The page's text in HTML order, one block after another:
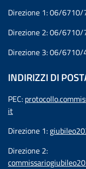
Direzione 1: 06/
Direzione 2: 06/
Direzione 3: 06/
INDIRIZZI DI
PEC:
it
Direzione 1:
Direzione 2: